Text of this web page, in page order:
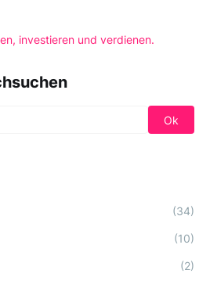
investieren und verdienen.
(34)
(10)
(2)